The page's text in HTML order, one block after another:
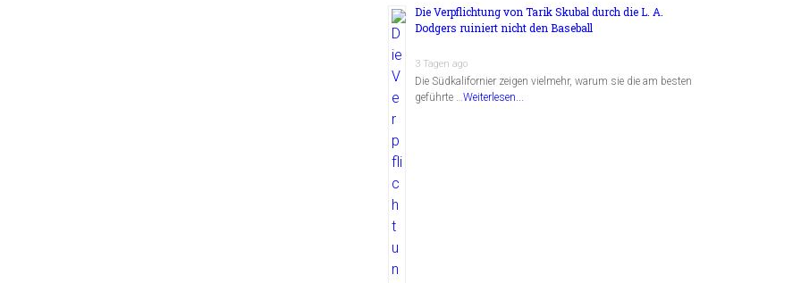
Die Verpflichtung von Tarik Skubal durch die L. A.
Dodgers ruiniert nicht den Baseball
3 Tagen ago
Die Südkalifornier zeigen vielmehr, warum sie die am besten
geführte …Weiterlesen...